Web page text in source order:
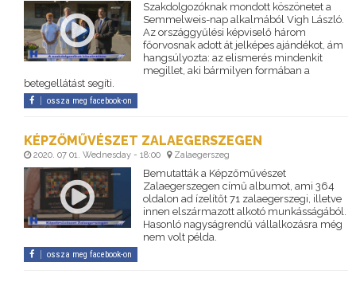
Szakdolgozóknak mondott köszönetet a
Semmelweis-nap alkalmából Vigh László.
Az országgyűlési képviselő három
főorvosnak adott át jelképes ajándékot, ám
hangsúlyozta: az elismerés mindenkit
megillet, aki bármilyen formában a
betegellátást segíti.
ossza meg facebook-on
KÉPZŐMŰVÉSZET ZALAEGERSZEGEN
2020. 07 01. Wednesday - 18:00 Zalaegerszeg
Bemutatták a Képzőművészet
Zalaegerszegen című albumot, ami 364
oldalon ad ízelítőt 71 zalaegerszegi, illetve
innen elszármazott alkotó munkásságából.
Hasonló nagyságrendű vállalkozásra még
nem volt példa.
ossza meg facebook-on